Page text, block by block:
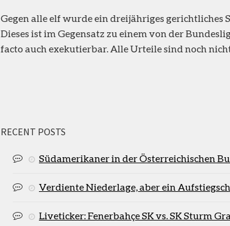
Gegen alle elf wurde ein dreijähriges gerichtliches
Dieses ist im Gegensatz zu einem von der
facto auch exekutierbar. Alle Urteile sind noch
RECENT POSTS
Südamerikaner in der Österreichischen
Verdiente Niederlage, aber ein
Liveticker: Fenerbahçe SK vs. SK Sturm